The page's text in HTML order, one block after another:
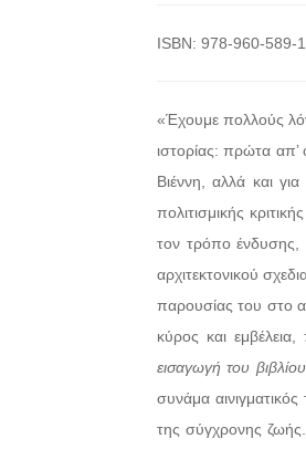
ISBN: 978-960-589-
«Έχουμε πολλούς
ιστορίας: πρώτα απ’
Βιέννη, αλλά και
πολιτισμικής
τον τρόπο ένδυσης,
αρχιτεκτονικού
παρουσίας του στο
κύρος και
εισαγωγή του βιβλίου
συνάμα
της σύγχρονης